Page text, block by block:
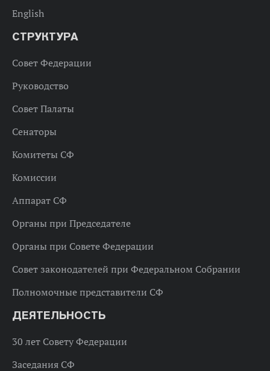
English
СТРУКТУРА
Совет Федерации
Руководство
Совет Палаты
Сенаторы
Комитеты СФ
Комиссии
Аппарат СФ
Органы при Председателе
Органы при Совете Федерации
Совет законодателей при Федеральном Собрании
Полномочные представители СФ
ДЕЯТЕЛЬНОСТЬ
30 лет Совету Федерации
Заседания СФ